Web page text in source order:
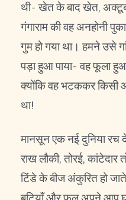
थी- खेत के बाद खेत,
गंगाराम की वह अनहोनी
गुम हो गया था। हमने उसे
पड़ा हुआ पाया- वह फूला हुआ
क्योंकि वह भटककर
था!
मानसून एक नई दुनिया रच
राख लौकी, तोरई, कांटेदार
टिंडे के बीज अंकुरित हो